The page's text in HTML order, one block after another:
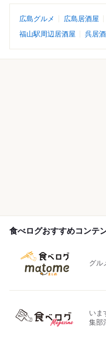
広島グルメ 広島居酒屋
福山駅周辺居酒屋
呉居
食べログおすすめコンテ
グル
いま
集部